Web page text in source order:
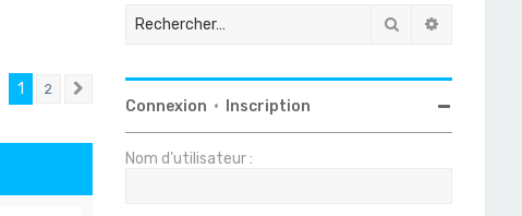
1 2
Rechercher
Connexion • Inscription
Nom d’utilisateur :